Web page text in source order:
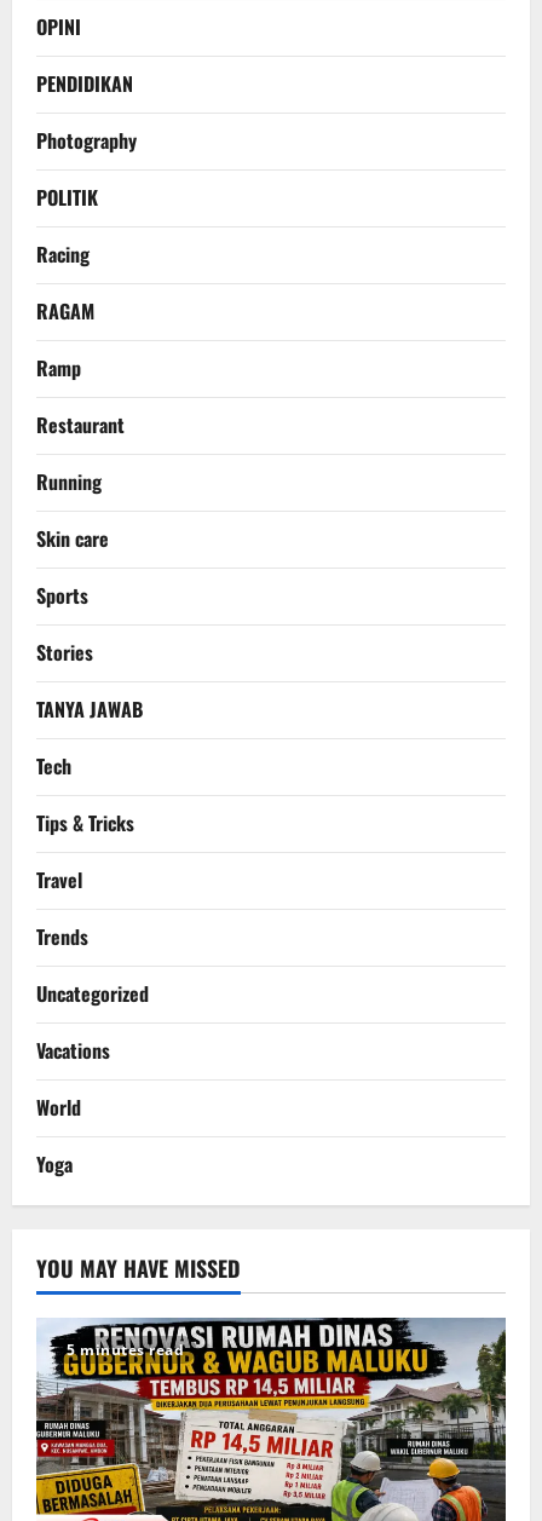
OPINI
PENDIDIKAN
Photography
POLITIK
Racing
RAGAM
Ramp
Restaurant
Running
Skin care
Sports
Stories
TANYA JAWAB
Tech
Tips & Tricks
Travel
Trends
Uncategorized
Vacations
World
Yoga
YOU MAY HAVE MISSED
5 minutes read